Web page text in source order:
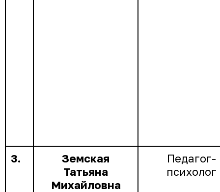
3.
Земская
Татьяна
Михайловна
Педагог-
психолог